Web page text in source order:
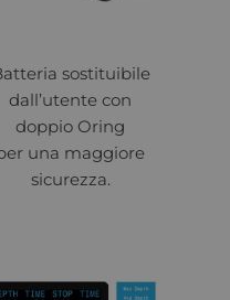
sostituibile
dall’utente con
doppio Oring
una maggiore
sicurezza.